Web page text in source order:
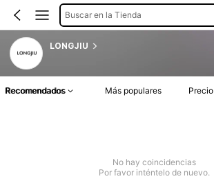
Buscar en la Tienda
LONGJIU
Recomendados Más populares Precio
No hay coincidencias
Por favor inténtelo de nuevo.